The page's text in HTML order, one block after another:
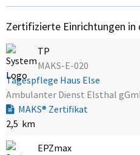
Zertifizierte Einrichtungen in
TP
MAKS-E-020
Tagespflege Haus Else
Ambulanter Dienst Elsthal
MAKS® Zertifikat
2,5 km
EPZmax